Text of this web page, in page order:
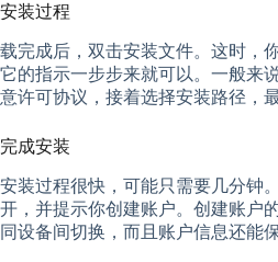
安装过程
载完成后，双击安装文件。这时，
它的指示一步步来就可以。一般来
意许可协议，接着选择安装路径，最
完成安装
安装过程很快，可能只需要几分钟
开，并提示你创建账户。创建账户
同设备间切换，而且账户信息还能